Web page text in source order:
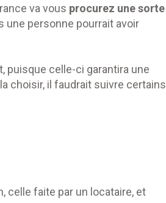
va vous procurez une sorte
personne pourrait avoir
puisque celle-ci garantira une
choisir, il faudrait suivre certains
celle faite par un locataire, et